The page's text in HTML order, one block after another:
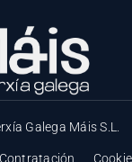
Galega Máis S.L.
Contratación